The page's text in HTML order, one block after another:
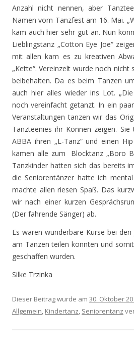
Anzahl nicht nennen, aber
Namen vom Tanzfest am 16. Mai.
kam auch hier sehr gut an. Nun
Lieblingstanz „Cotton Eye Joe“
mit allen kam es zu kreativen
„Kette“. Vereinzelt wurde noch
beibehalten. Da es beim Tanzen
auch hier alles wieder ins Lot.
noch vereinfacht getanzt. In ein
Veranstaltungen tanzen wir das
Tanzteenies ihr Können zeigen.
ABBA ihren „L-Tanz“ und einen
kamen alle zum Blocktanz „Boro
Tanzkinder hatten sich das bereits
die Seniorentänzer hatte ich
machte allen riesen Spaß. Das
wir nach einer kurzen
(Der fahrende Sänger) ab.
Es waren wunderbare Kurse bei
am Tanzen teilen konnten und
geschaffen wurden.
Silke Trzinka
Dieser Beitrag wurde am 30. Oktober
Allgemein, Kindertanz, Seniorentanz